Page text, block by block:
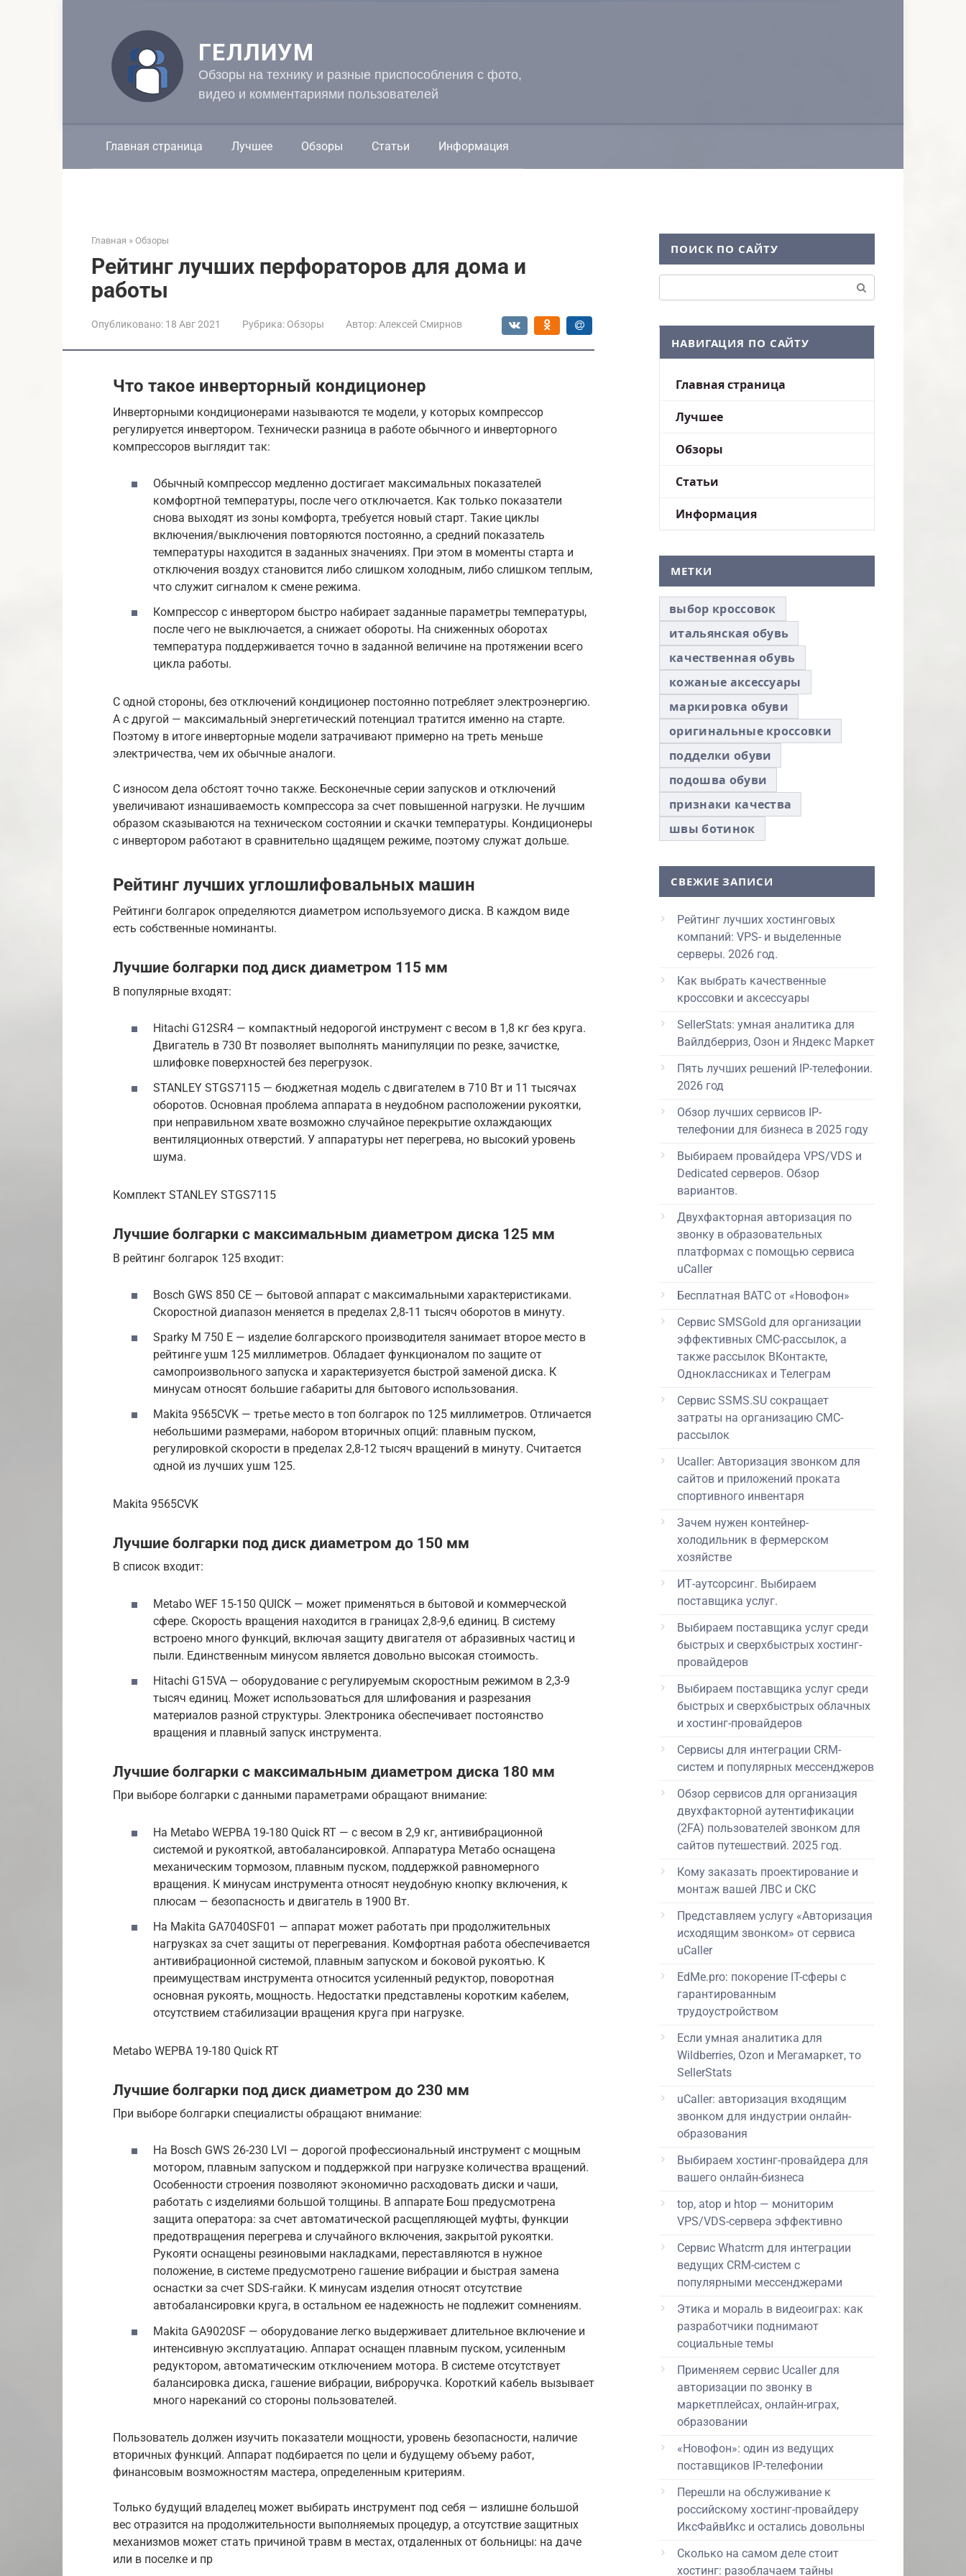
ГЕЛЛИУМ
Обзоры на технику и разные приспособления с фото,
видео и комментариями пользователей
Главная страница Лучшее Обзоры Статьи Информация
Главная » Обзоры
Рейтинг лучших перфораторов для дома и
работы
Опубликовано: 18 Авг 2021 Рубрика: Обзоры Автор: Алексей Смирнов
Что такое инверторный кондиционер
Инверторными кондиционерами называются те модели, у которых компрессор
регулируется инвертором. Технически разница в работе обычного и инверторного
компрессоров выглядит так:
Обычный компрессор медленно достигает максимальных показателей
комфортной температуры, после чего отключается. Как только показатели
снова выходят из зоны комфорта, требуется новый старт. Такие циклы
включения/выключения повторяются постоянно, а средний показатель
температуры находится в заданных значениях. При этом в моменты старта и
отключения воздух становится либо слишком холодным, либо слишком теплым,
что служит сигналом к смене режима.
Компрессор с инвертором быстро набирает заданные параметры температуры,
после чего не выключается, а снижает обороты. На сниженных оборотах
температура поддерживается точно в заданной величине на протяжении всего
цикла работы.
С одной стороны, без отключений кондиционер постоянно потребляет электроэнергию.
А с другой — максимальный энергетический потенциал тратится именно на старте.
Поэтому в итоге инверторные модели затрачивают примерно на треть меньше
электричества, чем их обычные аналоги.
С износом дела обстоят точно также. Бесконечные серии запусков и отключений
увеличивают изнашиваемость компрессора за счет повышенной нагрузки. Не лучшим
образом сказываются на техническом состоянии и скачки температуры. Кондиционеры
с инвертором работают в сравнительно щадящем режиме, поэтому служат дольше.
Рейтинг лучших углошлифовальных машин
Рейтинги болгарок определяются диаметром используемого диска. В каждом виде
есть собственные номинанты.
Лучшие болгарки под диск диаметром 115 мм
В популярные входят:
Hitachi G12SR4 — компактный недорогой инструмент с весом в 1,8 кг без круга.
Двигатель в 730 Вт позволяет выполнять манипуляции по резке, зачистке,
шлифовке поверхностей без перегрузок.
STANLEY STGS7115 — бюджетная модель с двигателем в 710 Вт и 11 тысячах
оборотов. Основная проблема аппарата в неудобном расположении рукоятки,
при неправильном хвате возможно случайное перекрытие охлаждающих
вентиляционных отверстий. У аппаратуры нет перегрева, но высокий уровень
шума.
Комплект STANLEY STGS7115
Лучшие болгарки с максимальным диаметром диска 125 мм
В рейтинг болгарок 125 входит:
Bosch GWS 850 CE — бытовой аппарат с максимальными характеристиками.
Скоростной диапазон меняется в пределах 2,8-11 тысяч оборотов в минуту.
Sparky М 750 Е — изделие болгарского производителя занимает второе место в
рейтинге ушм 125 миллиметров. Обладает функционалом по защите от
самопроизвольного запуска и характеризуется быстрой заменой диска. К
минусам относят большие габариты для бытового использования.
Makita 9565CVK — третье место в топ болгарок по 125 миллиметров. Отличается
небольшими размерами, набором вторичных опций: плавным пуском,
регулировкой скорости в пределах 2,8-12 тысяч вращений в минуту. Считается
одной из лучших ушм 125.
Makita 9565CVK
Лучшие болгарки под диск диаметром до 150 мм
В список входит:
Metabo WEF 15-150 QUICK — может применяться в бытовой и коммерческой
сфере. Скорость вращения находится в границах 2,8-9,6 единиц. В систему
встроено много функций, включая защиту двигателя от абразивных частиц и
пыли. Единственным минусом является довольно высокая стоимость.
Hitachi G15VA — оборудование с регулируемым скоростным режимом в 2,3-9
тысяч единиц. Может использоваться для шлифования и разрезания
материалов разной структуры. Электроника обеспечивает постоянство
вращения и плавный запуск инструмента.
Лучшие болгарки с максимальным диаметром диска 180 мм
При выборе болгарки с данными параметрами обращают внимание:
На Metabo WEPBA 19-180 Quick RT — с весом в 2,9 кг, антивибрационной
системой и рукояткой, автобалансировкой. Аппаратура Метабо оснащена
механическим тормозом, плавным пуском, поддержкой равномерного
вращения. К минусам инструмента относят неудобную кнопку включения, к
плюсам — безопасность и двигатель в 1900 Вт.
На Makita GA7040SF01 — аппарат может работать при продолжительных
нагрузках за счет защиты от перегревания. Комфортная работа обеспечивается
антивибрационной системой, плавным запуском и боковой рукоятью. К
преимуществам инструмента относится усиленный редуктор, поворотная
основная рукоять, мощность. Недостатки представлены коротким кабелем,
отсутствием стабилизации вращения круга при нагрузке.
Metabo WEPBA 19-180 Quick RT
Лучшие болгарки под диск диаметром до 230 мм
При выборе болгарки специалисты обращают внимание:
На Bosch GWS 26-230 LVI — дорогой профессиональный инструмент с мощным
мотором, плавным запуском и поддержкой при нагрузке количества вращений.
Особенности строения позволяют экономично расходовать диски и чаши,
работать с изделиями большой толщины. В аппарате Бош предусмотрена
защита оператора: за счет автоматической расщепляющей муфты, функции
предотвращения перегрева и случайного включения, закрытой рукоятки.
Рукояти оснащены резиновыми накладками, переставляются в нужное
положение, в системе предусмотрено гашение вибрации и быстрая замена
оснастки за счет SDS-гайки. К минусам изделия относят отсутствие
автобалансировки круга, в остальном ее надежность не подлежит сомнениям.
Makita GA9020SF — оборудование легко выдерживает длительное включение и
интенсивную эксплуатацию. Аппарат оснащен плавным пуском, усиленным
редуктором, автоматическим отключением мотора. В системе отсутствует
балансировка диска, гашение вибрации, виброручка. Короткий кабель вызывает
много нареканий со стороны пользователей.
Пользователь должен изучить показатели мощности, уровень безопасности, наличие
вторичных функций. Аппарат подбирается по цели и будущему объему работ,
финансовым возможностям мастера, определенным критериям.
Только будущий владелец может выбирать инструмент под себя — излишне большой
вес отразится на продолжительности выполняемых процедур, а отсутствие защитных
механизмов может стать причиной травм в местах, отдаленных от больницы: на даче
или в поселке и пр
ПОИСК ПО САЙТУ
НАВИГАЦИЯ ПО САЙТУ
Главная страница
Лучшее
Обзоры
Статьи
Информация
МЕТКИ
выбор кроссовок
итальянская обувь
качественная обувь
кожаные аксессуары
маркировка обуви
оригинальные кроссовки
подделки обуви
подошва обуви
признаки качества
швы ботинок
СВЕЖИЕ ЗАПИСИ
Рейтинг лучших хостинговых
компаний: VPS- и выделенные
серверы. 2026 год.
Как выбрать качественные
кроссовки и аксессуары
SellerStats: умная аналитика для
Вайлдберриз, Озон и Яндекс Маркет
Пять лучших решений IP-телефонии.
2026 год
Обзор лучших сервисов IP-
телефонии для бизнеса в 2025 году
Выбираем провайдера VPS/VDS и
Dedicated серверов. Обзор
вариантов.
Двухфакторная авторизация по
звонку в образовательных
платформах с помощью сервиса
uCaller
Бесплатная ВАТС от «Новофон»
Сервис SMSGold для организации
эффективных СМС-рассылок, а
также рассылок ВКонтакте,
Одноклассниках и Телеграм
Сервис SSMS.SU сокращает
затраты на организацию СМС-
рассылок
Ucaller: Авторизация звонком для
сайтов и приложений проката
спортивного инвентаря
Зачем нужен контейнер-
холодильник в фермерском
хозяйстве
ИТ-аутсорсинг. Выбираем
поставщика услуг.
Выбираем поставщика услуг среди
быстрых и сверхбыстрых хостинг-
провайдеров
Выбираем поставщика услуг среди
быстрых и сверхбыстрых облачных
и хостинг-провайдеров
Сервисы для интеграции CRM-
систем и популярных мессенджеров
Обзор сервисов для организация
двухфакторной аутентификации
(2FA) пользователей звонком для
сайтов путешествий. 2025 год.
Кому заказать проектирование и
монтаж вашей ЛВС и СКС
Представляем услугу «Авторизация
исходящим звонком» от сервиса
uCaller
EdMe.pro: покорение IT-сферы с
гарантированным
трудоустройством
Если умная аналитика для
Wildberries, Ozon и Мегамаркет, то
SellerStats
uCaller: авторизация входящим
звонком для индустрии онлайн-
образования
Выбираем хостинг-провайдера для
вашего онлайн-бизнеса
top, atop и htop — мониторим
VPS/VDS-сервера эффективно
Сервис Whatcrm для интеграции
ведущих CRM-систем с
популярными мессенджерами
Этика и мораль в видеоиграх: как
разработчики поднимают
социальные темы
Применяем сервис Ucaller для
авторизации по звонку в
маркетплейсах, онлайн-играх,
образовании
«Новофон»: один из ведущих
поставщиков IP-телефонии
Перешли на обслуживание к
российскому хостинг-провайдеру
ИксФайвИкс и остались довольны
Сколько на самом деле стоит
хостинг: разоблачаем тайны